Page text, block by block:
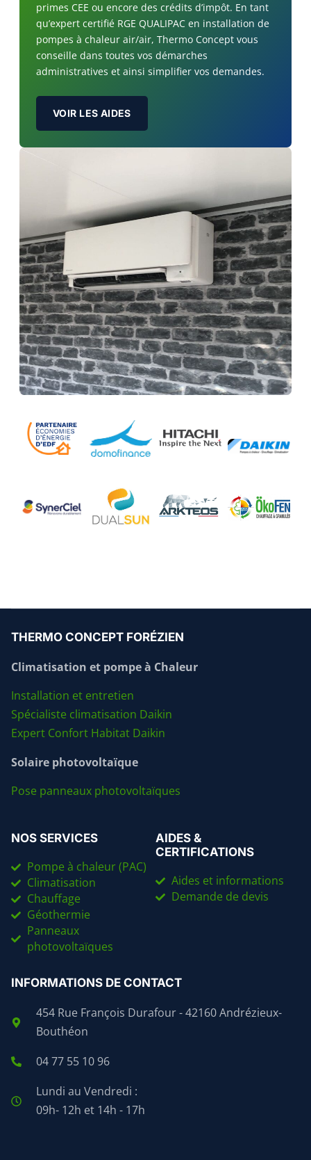
primes CEE ou encore des crédits d’impôt. En tant
qu’expert certifié RGE QUALIPAC en installation de
pompes à chaleur air/air, Thermo Concept vous
conseille dans toutes vos démarches
administratives et ainsi simplifier vos demandes.
VOIR LES AIDES
THERMO CONCEPT FORÉZIEN
Climatisation et pompe à Chaleur
Installation et entretien
Spécialiste climatisation Daikin
Expert Confort Habitat Daikin
Solaire photovoltaïque
Pose panneaux photovoltaïques
NOS SERVICES
Pompe à chaleur (PAC)
Climatisation
Chauffage
Géothermie
Panneaux
photovoltaïques
AIDES &
CERTIFICATIONS
Aides et informations
Demande de devis
INFORMATIONS DE CONTACT
454 Rue François Durafour - 42160 Andrézieux-
Bouthéon
04 77 55 10 96
Lundi au Vendredi :
09h- 12h et 14h - 17h